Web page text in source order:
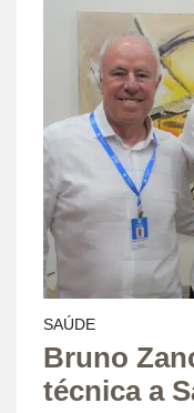
SAÚDE
Bruno
técnica a